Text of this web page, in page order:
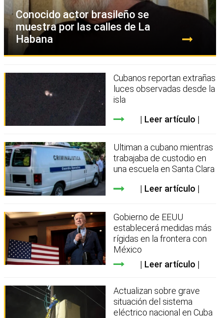
Conocido actor brasileño se
muestra por las calles de La
Habana
Cubanos reportan extrañas
luces observadas desde la
isla
Leer artículo
Ultiman a cubano mientras
trabajaba de custodio en
una escuela en Santa Clara
Leer artículo
Gobierno de EEUU
establecerá medidas más
rígidas en la frontera con
México
Leer artículo
Actualizan sobre grave
situación del sistema
eléctrico nacional en Cuba